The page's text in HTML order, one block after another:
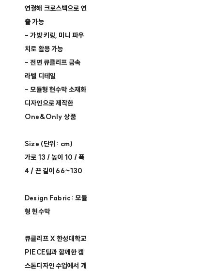
연결해 크로스백으로 연
출 가능
- 가방 키링, 미니 파우
치로 활용 가능
- 전면 큐클리프 금속
라벨 디테일
- 모듈형 현수막 소재화
디자인으로 제작한
One&Only 상품
Size (단위 : cm)
가로 13 / 높이 10 / 폭
4 / 끈 길이 66~130
Design Fabric : 모듈
형 현수막
큐클리프 X 한성대학교
PIECE팀과 함께한 캡
스톤디자인 수업에서 개